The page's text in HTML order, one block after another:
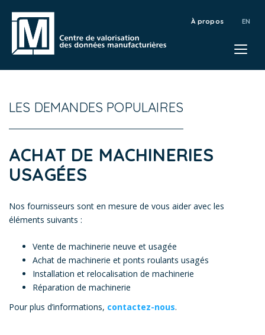
À propos
LES DEMANDES POPULAIRES
ACHAT DE MACHINERIES
USAGÉES
Nos fournisseurs sont en mesure de vous aider avec les
éléments suivants :
Vente de machinerie neuve et usagée
Achat de machinerie et ponts roulants usagés
Installation et relocalisation de machinerie
Réparation de machinerie
Pour plus d’informations, contactez-nous.